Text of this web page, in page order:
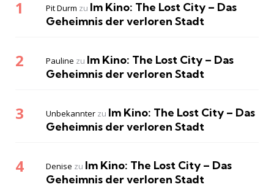
Pit Durm zu Im Kino: The Lost City – Das
Geheimnis der verloren Stadt
Pauline zu Im Kino: The Lost City – Das
Geheimnis der verloren Stadt
Unbekannter zu Im Kino: The Lost City – Das
Geheimnis der verloren Stadt
Denise zu Im Kino: The Lost City – Das
Geheimnis der verloren Stadt